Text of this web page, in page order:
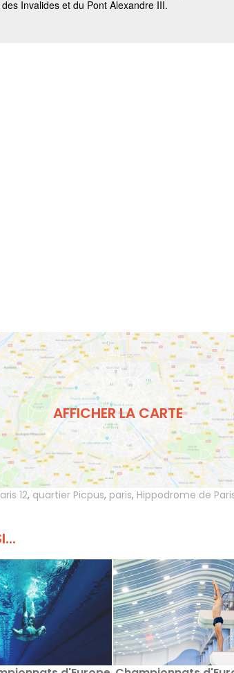
AFFICHER LA CARTE
12, quartier Picpus, paris, Hippodrome de